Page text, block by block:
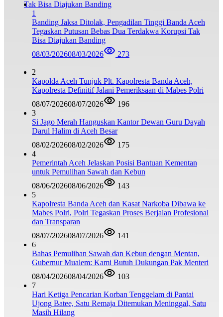
1
Banding Jaksa Ditolak, Pengadilan Tinggi Banda Aceh
Tegaskan Putusan Bebas Dua Terdakwa Korupsi Tak
Bisa Diajukan Banding
08/03/202608/03/2026 273
2
Kapolda Aceh Tunjuk Plt. Kapolresta Banda Aceh,
Kapolresta Definitif Jalani Pemeriksaan di Mabes Polri
08/07/202608/07/2026
196
3
Si Jago Merah Hanguskan Kantor Dewan Guru Dayah
Darul Halim di Aceh Besar
08/02/202608/02/2026
175
4
Pemerintah Aceh Jelaskan Posisi Bantuan Kementan
untuk Pemulihan Sawah dan Kebun
08/06/202608/06/2026
143
5
Kapolresta Banda Aceh dan Kasat Narkoba Dibawa ke
Mabes Polri, Polri Tegaskan Proses Berjalan Profesional
dan Transparan
08/07/202608/07/2026
141
6
Bahas Pemulihan Sawah dan Kebun dengan Mentan,
Gubernur Mualem: Kami Butuh Dukungan Pak Menteri
08/04/202608/04/2026
103
7
Hari Ketiga Pencarian Korban Tenggelam di Pantai
Ujong Batee, Satu Remaja Ditemukan Meninggal, Satu
Masih Hilang